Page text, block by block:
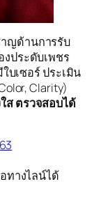
ญด้านการรับ
งประดับเพชร
บเซอร์ ประเมิน
Clarity)
ส ตรวจสอบได้
ทางไลน์ได้